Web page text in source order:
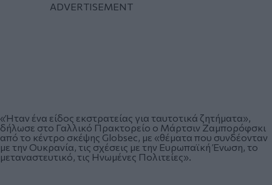
«Ήταν ένα είδος εκστρατείας για ταυτοτικά ζητήματα»,
δήλωσε στο Γαλλικό Πρακτορείο ο Μάρτσιν Ζαμπορόφσκι
από το κέντρο σκέψης Globsec, με «θέματα που συνδέονταν
με την Ουκρανία, τις σχέσεις με την Ευρωπαϊκή Ένωση, το
μεταναστευτικό, τις Ηνωμένες Πολιτείες».